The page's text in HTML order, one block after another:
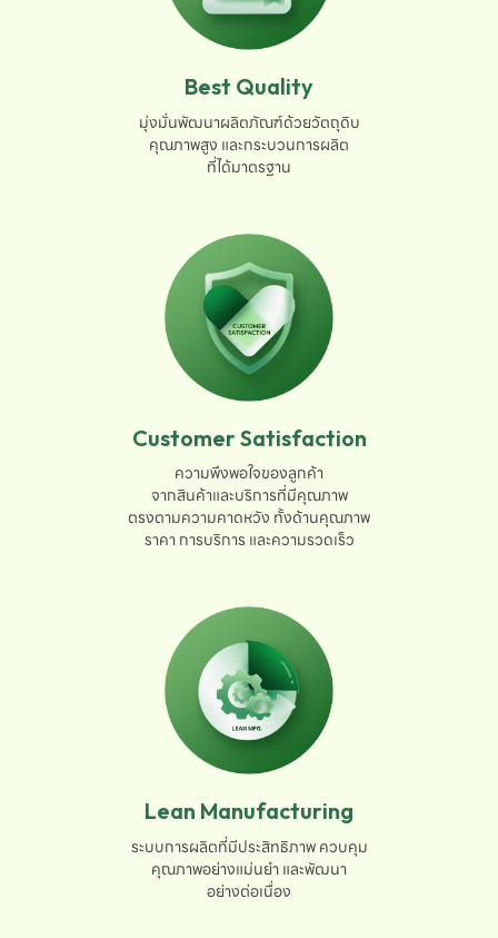
Best Quality
มุ่งมั่นพัฒนาผลิตภัณฑ์ด้วยวัตถุดิบ
คุณภาพสูง และกระบวนการผลิต
ที่ได้มาตรฐาน
Customer Satisfaction
ความพึงพอใจของลูกค้า
จากสินค้าและบริการที่มีคุณภาพ
ตรงตามความคาดหวัง ทั้งด้านคุณภาพ
ราคา การบริการ และความรวดเร็ว
Lean Manufacturing
ระบบการผลิตที่มีประสิทธิภาพ ควบคุม
คุณภาพอย่างแม่นยำ และพัฒนา
อย่างต่อเนื่อง